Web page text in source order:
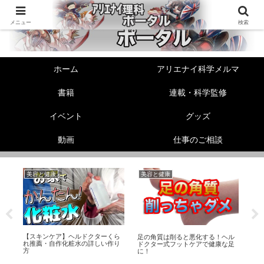
ホーム アリエナイ科学メルマ
書籍 連載・科学監修
イベント グッズ
動画 仕事のご相談
美容と健康
【スキンケア】ヘルドクターくら
れ推薦・自作化粧水の詳しい作り
方
美容と健康
足の角質は削ると悪化する！ヘル
ドクター式フットケアで健康な足
に！
メニュー 検索